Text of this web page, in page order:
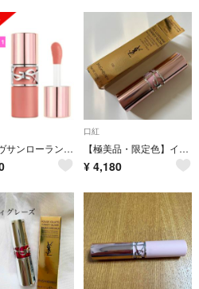
YSL イヴサンローラン ラブヌード リップ ステイン No.1 新品 未使用品 イヴ・サンローラン
口紅
【極美品・限定色】イヴサンローラン ラブシャイン キャンディグロウ バーム 0B 数量限定 ラメ リップ
¥ 4,180